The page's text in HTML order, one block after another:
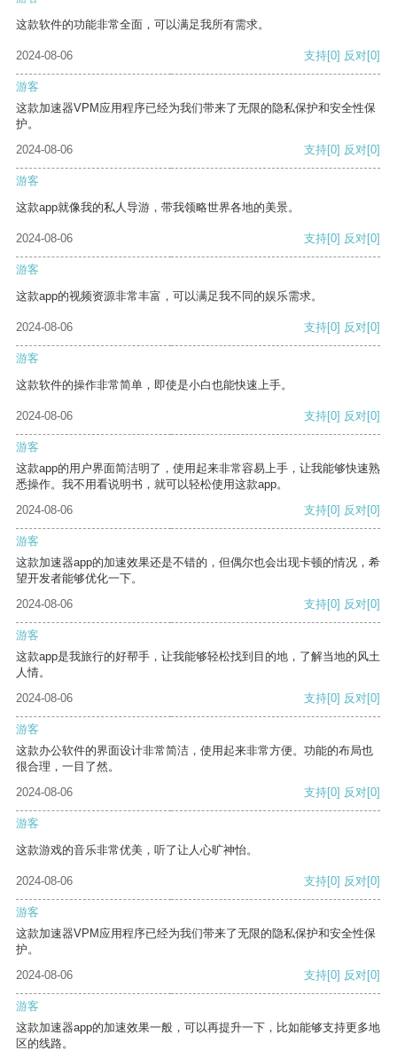
这款软件的功能非常全面，可以满足我所有需求。
2024-08-06 支持[0] 反对[0]
游客
这款加速器VPM应用程序已经为我们带来了无限的隐私保护和安全性保
护。
2024-08-06
支持[0] 反对[0]
游客
这款app就像我的私人导游，带我领略世界各地的美景。
2024-08-06 支持[0] 反对[0]
游客
这款app的视频资源非常丰富，可以满足我不同的娱乐需求。
2024-08-06 支持[0] 反对[0]
游客
这款软件的操作非常简单，即使是小白也能快速上手。
2024-08-06 支持[0] 反对[0]
游客
这款app的用户界面简洁明了，使用起来非常容易上手，让我能够快速熟
悉操作。我不用看说明书，就可以轻松使用这款app。
2024-08-06
支持[0] 反对[0]
游客
这款加速器app的加速效果还是不错的，但偶尔也会出现卡顿的情况，希
望开发者能够优化一下。
2024-08-06
支持[0] 反对[0]
游客
这款app是我旅行的好帮手，让我能够轻松找到目的地，了解当地的风土
人情。
2024-08-06
支持[0] 反对[0]
游客
这款办公软件的界面设计非常简洁，使用起来非常方便。功能的布局也
很合理，一目了然。
2024-08-06
支持[0] 反对[0]
游客
这款游戏的音乐非常优美，听了让人心旷神怡。
2024-08-06 支持[0] 反对[0]
游客
这款加速器VPM应用程序已经为我们带来了无限的隐私保护和安全性保
护。
2024-08-06
支持[0] 反对[0]
游客
这款加速器app的加速效果一般，可以再提升一下，比如能够支持更多地
区的线路。